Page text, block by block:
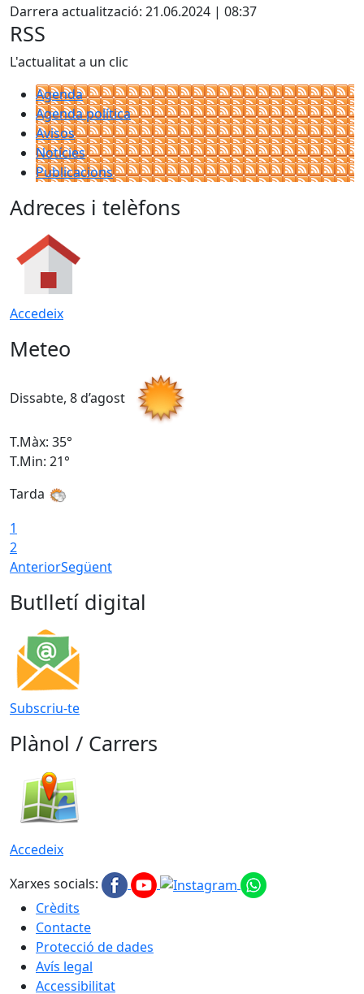
Darrera actualització: 21.06.2024 | 08:37
RSS
L'actualitat a un clic
Agenda
Agenda política
Avisos
Notícies
Publicacions
Adreces i telèfons
Accedeix
Meteo
Dissabte, 8 d’agost
T.Màx: 35°
T.Min: 21°
Tarda
1
2
AnteriorSegüent
Butlletí digital
Subscriu-te
Plànol / Carrers
Accedeix
Xarxes socials:
Crèdits
Contacte
Protecció de dades
Avís legal
Accessibilitat